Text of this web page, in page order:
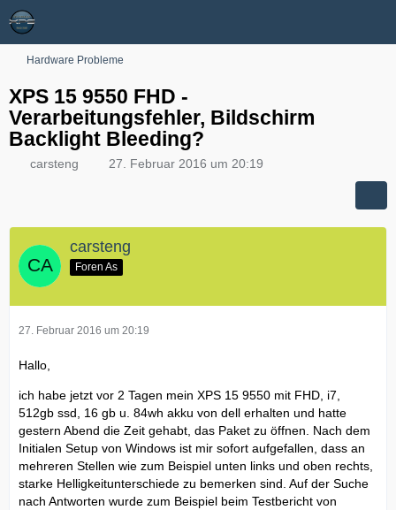
Hardware Probleme
XPS 15 9550 FHD -
Verarbeitungsfehler, Bildschirm
Backlight Bleeding?
carsteng 27. Februar 2016 um 20:19
carsteng
Foren As
27. Februar 2016 um 20:19
Hallo,
ich habe jetzt vor 2 Tagen mein XPS 15 9550 mit FHD, i7,
512gb ssd, 16 gb u. 84wh akku von dell erhalten und hatte
gestern Abend die Zeit gehabt, das Paket zu öffnen. Nach dem
Initialen Setup von Windows ist mir sofort aufgefallen, dass an
mehreren Stellen wie zum Beispiel unten links und oben rechts,
starke Helligkeitunterschiede zu bemerken sind. Auf der Suche
nach Antworten wurde zum Beispiel beim Testbericht von